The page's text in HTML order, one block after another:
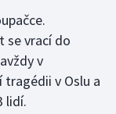
se vrací do
v
tragédii v Oslu a
lidí.